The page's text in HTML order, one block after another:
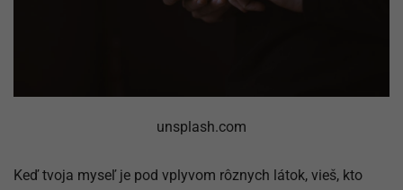
unsplash.com
Keď tvoja myseľ je pod vplyvom rôznych látok, vieš, kto